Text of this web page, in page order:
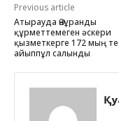
Previous article
Атырауда Әнұранды
құрметтемеген әскери
қызметкерге 172 мың
айыппұл салынды